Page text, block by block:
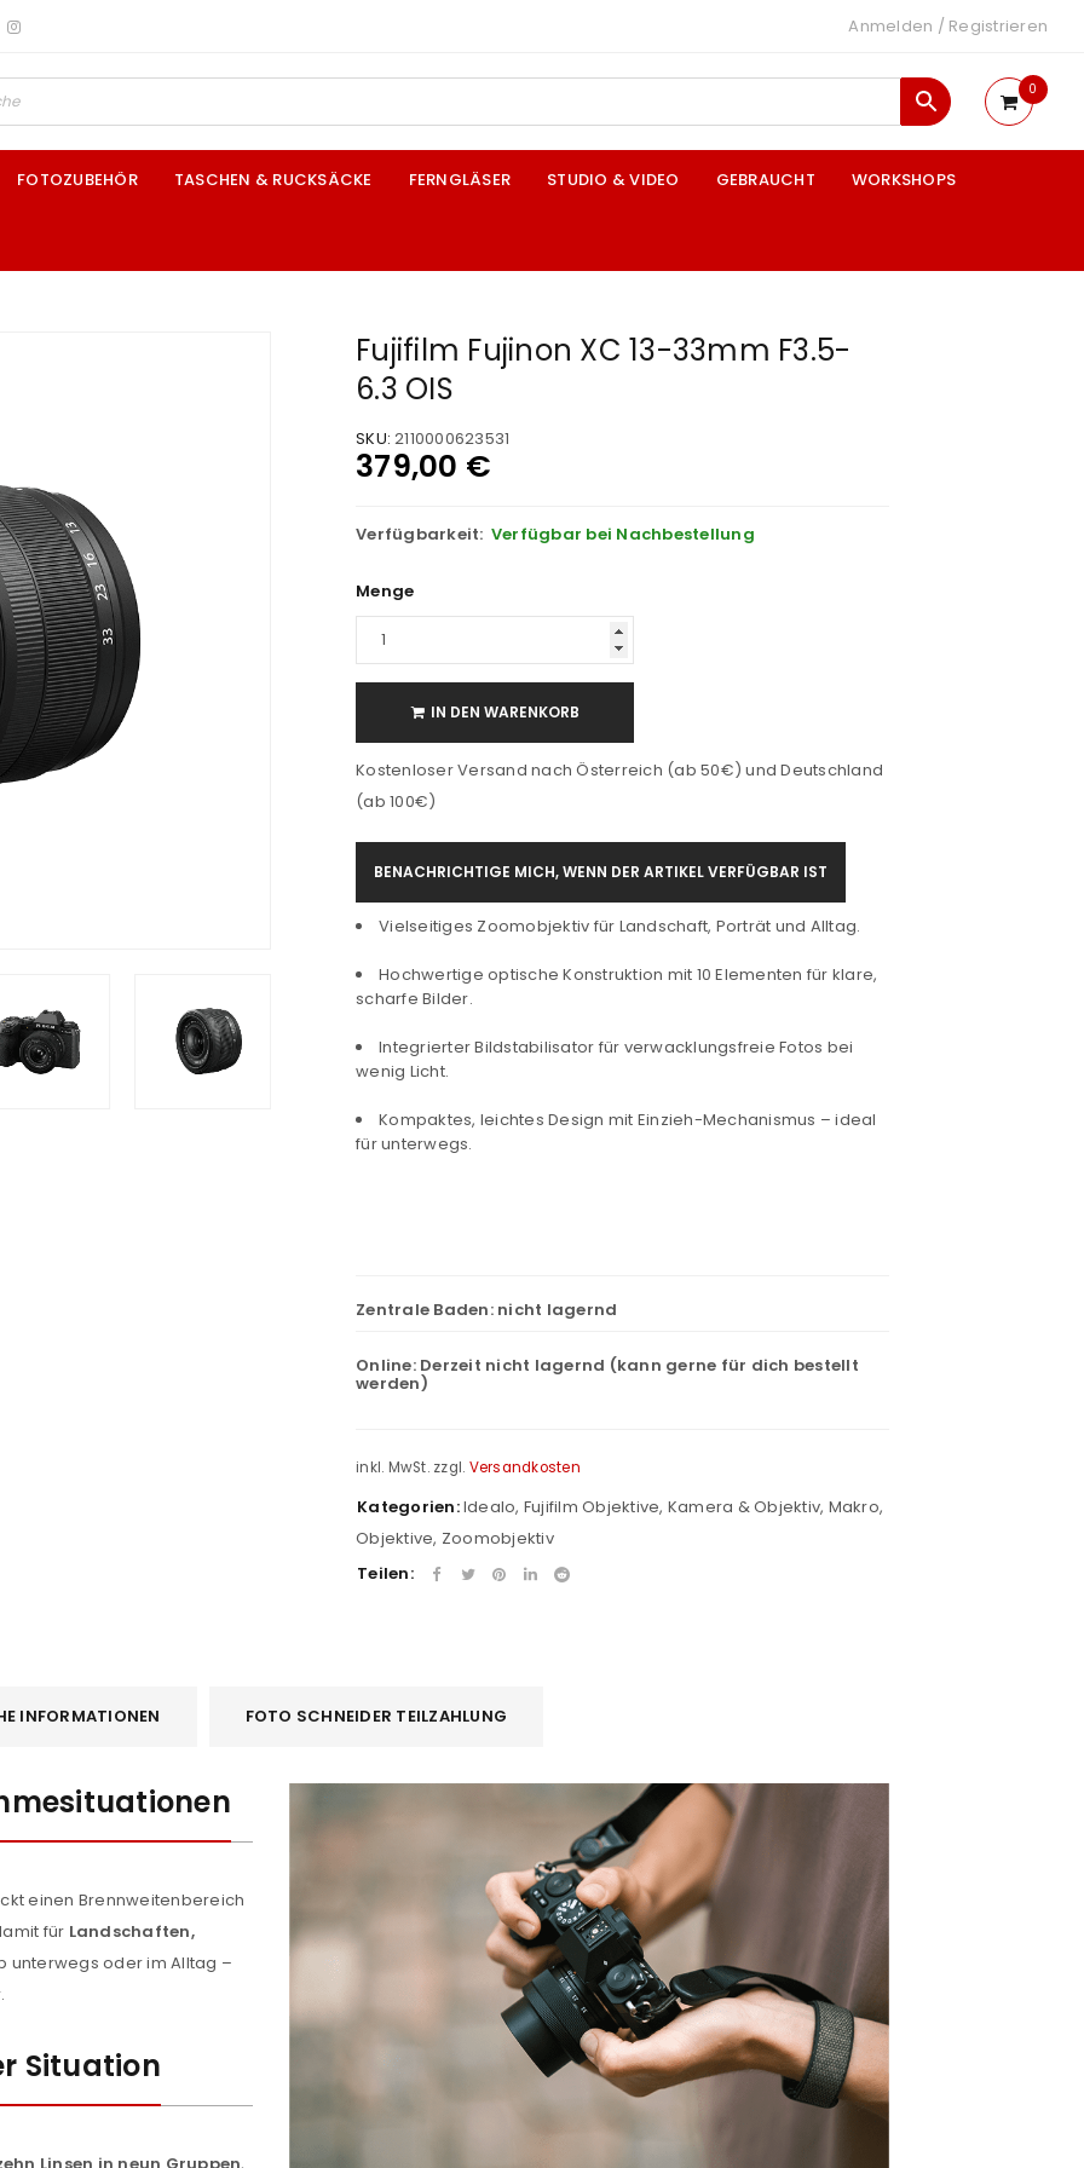
Anmelden / Registrieren
0
FOTOZUBEHÖR TASCHEN & RUCKSÄCKE FERNGLÄSER STUDIO & VIDEO GEBRAUCHT WORKSHOPS
Fujifilm Fujinon XC 13-33mm F3.5-
6.3 OIS
SKU: 2110000623531
379,00 €
Verfügbarkeit: Verfügbar bei Nachbestellung
Menge
IN DEN WARENKORB
Kostenloser Versand nach Österreich (ab 50€) und Deutschland
(ab 100€)
BENACHRICHTIGE MICH, WENN DER ARTIKEL VERFÜGBAR IST
Vielseitiges Zoomobjektiv für Landschaft, Porträt und Alltag.
Hochwertige optische Konstruktion mit 10 Elementen für klare,
scharfe Bilder.
Integrierter Bildstabilisator für verwacklungsfreie Fotos bei
wenig Licht.
Kompaktes, leichtes Design mit Einzieh-Mechanismus – ideal
für unterwegs.
Zentrale Baden: nicht lagernd
Online: Derzeit nicht lagernd (kann gerne für dich bestellt
werden)
inkl. MwSt. zzgl. Versandkosten
Kategorien:Idealo, Fujifilm Objektive, Kamera & Objektiv, Makro,
Objektive, Zoomobjektiv
Teilen:
INFORMATIONEN FOTO SCHNEIDER TEILZAHLUNG
einen Brennweitenbereich
für Landschaften,
unterwegs oder im Alltag –
Situation
Linsen in neun Gruppen,